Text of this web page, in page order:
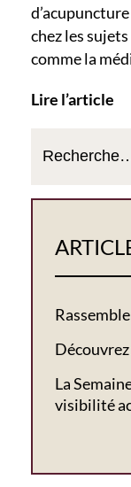
chez les
comme la
Lire l’article
La
visibilité